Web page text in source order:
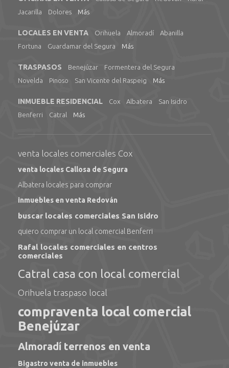
Jacarilla
Dolores Más
LOCALES EN VENTA Orihuela Almoradí
Abanilla
Fortuna
Guardamar del Segura Más
TRASPASOS Benejúzar
Formentera del Segura
Novelda
Pinoso San Vicente del Raspeig Más
INMUEBLE RESIDENCIAL Cox Albatera
San Isidro
Benferri
Catral Más
venta locales comerciales Cox
venta locales Callosa de Segura
Albatera locales para comprar
inmuebles en venta Redován
buscar locales comerciales San Isidro
quiero comprar un local comercial Benferri
Rafal locales comerciales en centros
comerciales
Catral casa con local comercial
Orihuela traspaso local
compraventa local comercial
Benejúzar
Almoradí terrenos en venta
Bigastro venta de inmuebles